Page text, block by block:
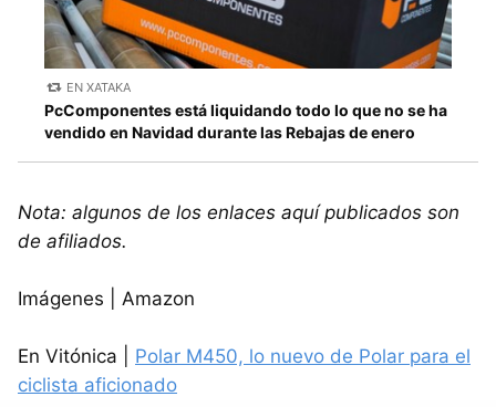
EN XATAKA
PcComponentes está liquidando todo lo que no se ha
vendido en Navidad durante las Rebajas de enero
Nota: algunos de los enlaces aquí publicados son
de afiliados.
Imágenes | Amazon
En Vitónica | Polar M450, lo nuevo de Polar para el
ciclista aficionado